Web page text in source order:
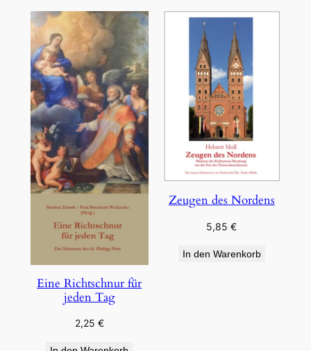
Eine Richtschnur für
jeden Tag
2,25 €
Zeugen des Nordens
5,85€
In den Warenkorb